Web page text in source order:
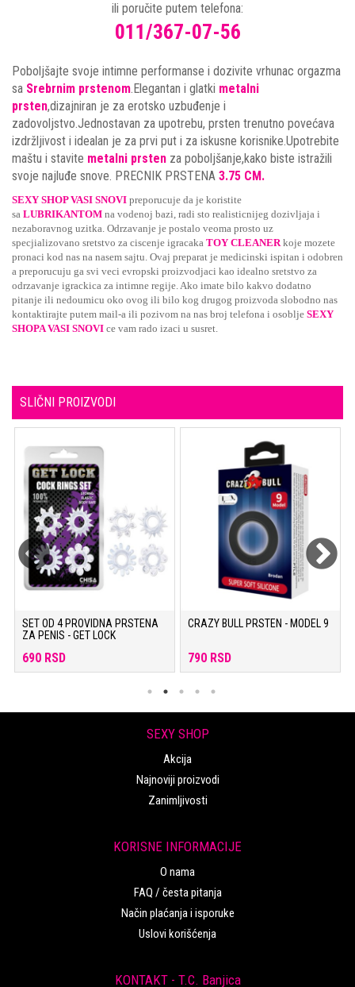
ili poručite putem telefona:
011/367-07-56
Poboljšajte svoje intimne performanse i dozivite vrhunac orgazma
sa Srebrnim prstenom.Elegantan i glatki metalni
prsten,dizajniran je za erotsko uzbuđenje i
zadovoljstvo.Jednostavan za upotrebu, prsten trenutno povećava
izdržljivost i idealan je za prvi put i za iskusne korisnike.Upotrebite
maštu i stavite metalni prsten za poboljšanje,kako biste istražili
svoje najluđe snove. PRECNIK PRSTENA 3.75 CM.
SEXY SHOP VASI SNOVI preporucuje da je koristite
sa LUBRIKANTOM na vodenoj bazi, radi sto realisticnijeg dozivljaja i
nezaboravnog uzitka. Odrzavanje je postalo veoma prosto uz
specjializovano sretstvo za ciscenje igracaka TOY CLEANERkoje mozete
pronaci kod nas na nasem sajtu. Ovaj preparat je medicinski ispitan i odobren
a preporucuju ga svi veci evropski proizvodjaci kao idealno sretstvo za
odrzavanje igrackica za intimne regije. Ako imate bilo kakvo dodatno
pitanje ili nedoumicu oko ovog ili bilo kog drugog proizvoda slobodno nas
kontaktirajte putem mail-a ili pozivom na nas broj telefona i osoblje SEXY
SHOPA VASI SNOVI ce vam rado izaci u susret.
SLIČNI PROIZVODI
SET OD 4 PROVIDNA PRSTENA
ZA PENIS - GET LOCK
690 RSD
CRAZY BULL PRSTEN - MODEL 9
790 RSD
SEXY SHOP
Akcija
Najnoviji proizvodi
Zanimljivosti
KORISNE INFORMACIJE
O nama
FAQ / česta pitanja
Način plaćanja i isporuke
Uslovi korišćenja
KONTAKT - T.C. Banjica